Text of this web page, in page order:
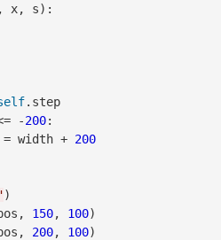
, x, s):
.step
-200:
= width + 200
)
150, 100)
200, 100)